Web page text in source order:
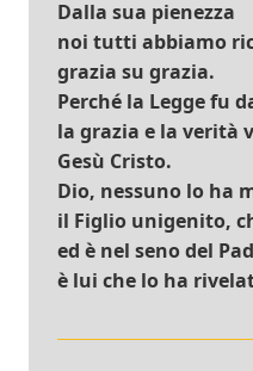
Dalla sua pienezza
noi tutti abbiamo
grazia su grazia.
Perché la Legge fu
la grazia e la verità
Gesù Cristo.
Dio, nessuno lo ha
il Figlio unigenito,
ed è nel seno del
è lui che lo ha